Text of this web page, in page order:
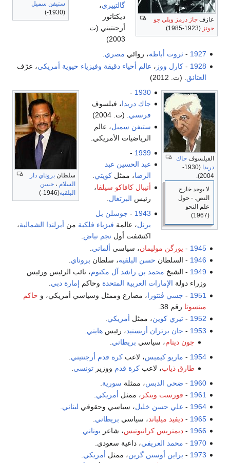
عازف جاز درمز ويلي جو
جونز (1923-1985)
ستيفن سميل
(1930-)
گالتييري،
ديكتاتور
أرجنتيني (ت.
2003)
1927
-ثروت أباظة، روائي مصري
1928
-كارل ووز ، عالم أحياء دقيقة وفيزياء حيوية أمريكي، عرّف
العتائق . (ت. 2012)
الفيلسوف جاك
دريدا
(1930-
2004).
لا يوجد خارج
النص. - حول
علم النحو
(1967)
سلطان بروناي دار
السلام ، حسن
البلقية(1946-)
1930
-
جاك دريدا، فيلسوف
فرنسي . (ت. 2004)
ستيفن سميل، عالم
الرياضيات الأمريكي.
1939
-
عبد الحسين عبد
الرضا، ممثل كويتي
أنيبال كافاكو سيلفا،
رئيس البرتغال.
1943
- جوسلن بل
برنل، عالمة فيزياء فلكية من أيرلندا الشمالية،
اكتشفت أول نجم نباض.
1945
- يورگن موليمان، سياسي ألماني
1946 - السلطان حسن البلقيه، سلطان بروناي
1949 - الشيخ محمد بن راشد آل مكتوم، نائب الرئيس ورئيس
وزراء دولة الإمارات العربية المتحدة وحاكم إمارة دبي.
1951
- جسي ڤنتورا، مصارع وممثل وسياسي أمريكي، و حاكم
مينسوتا رقم 38.
1952
-تيري كوين، ممثل أمريكي.
1953
- جان برتران أريستيد، رئيسهايتي
جون دينام، سياسي بريطاني
1954
- ماريو كيمبس، لاعبكرة قدم أرجنتيني
طارق ذياب، لاعب كرة قدم ووزير تونسي
1960
- ضحى الدبس، ممثلة سورية
1961
- فورست ويتكر ، ممثل أمريكي
1964
- علي حسن خليل، سياسي وحقوقي لبناني.
1965
-ديفيد ميلباند، سياسي بريطاني
1966
-ديمتريس كرانيوتيس، شاعر يوناني.
1970
- محمد العريفي، داعية سعودي.
1973
- براين أوستن گرين، ممثل أمريكي